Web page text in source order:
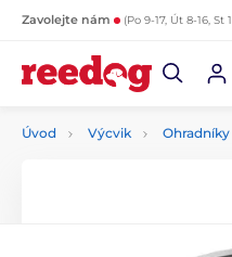
Zavolejte nám (Po 9-17, Út 8-16, St
Úvod Výcvik Ohradníky